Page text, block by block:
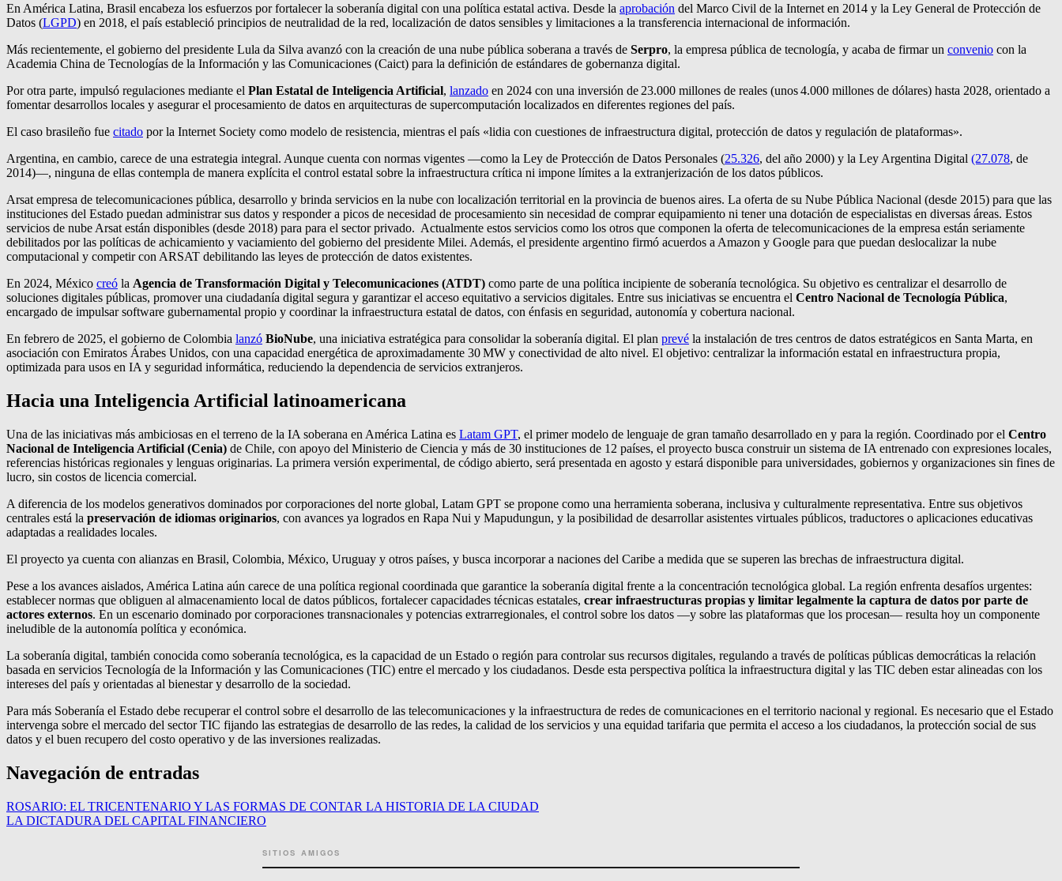
En América Latina, Brasil encabeza los esfuerzos por fortalecer la soberanía digital con una política estatal activa. Desde la aprobación del Marco Civil de la Internet en 2014 y la Ley General de Protección de
Datos (LGPD) en 2018, el país estableció principios de neutralidad de la red, localización de datos sensibles y limitaciones a la transferencia internacional de información.
Más recientemente, el gobierno del presidente Lula da Silva avanzó con la creación de una nube pública soberana a través de Serpro, la empresa pública de tecnología, y acaba de firmar un convenio con la
Academia China de Tecnologías de la Información y las Comunicaciones (Caict) para la definición de estándares de gobernanza digital.
Por otra parte, impulsó regulaciones mediante el Plan Estatal de Inteligencia Artificial, lanzado en 2024 con una inversión de 23.000 millones de reales (unos 4.000 millones de dólares) hasta 2028, orientado a
fomentar desarrollos locales y asegurar el procesamiento de datos en arquitecturas de supercomputación localizados en diferentes regiones del país.
El caso brasileño fue citado por la Internet Society como modelo de resistencia, mientras el país «lidia con cuestiones de infraestructura digital, protección de datos y regulación de plataformas».
Argentina, en cambio, carece de una estrategia integral. Aunque cuenta con normas vigentes —como la Ley de Protección de Datos Personales (25.326, del año 2000) y la Ley Argentina Digital (27.078, de
2014)—, ninguna de ellas contempla de manera explícita el control estatal sobre la infraestructura crítica ni impone límites a la extranjerización de los datos públicos.
Arsat empresa de telecomunicaciones pública, desarrollo y brinda servicios en la nube con localización territorial en la provincia de buenos aires. La oferta de su Nube Pública Nacional (desde 2015) para que las
instituciones del Estado puedan administrar sus datos y responder a picos de necesidad de procesamiento sin necesidad de comprar equipamiento ni tener una dotación de especialistas en diversas áreas. Estos
servicios de nube Arsat están disponibles (desde 2018) para para el sector privado. Actualmente estos servicios como los otros que componen la oferta de telecomunicaciones de la empresa están seriamente
debilitados por las políticas de achicamiento y vaciamiento del gobierno del presidente Milei. Además, el presidente argentino firmó acuerdos a Amazon y Google para que puedan deslocalizar la nube
computacional y competir con ARSAT debilitando las leyes de protección de datos existentes.
En 2024, México creó la Agencia de Transformación Digital y Telecomunicaciones (ATDT) como parte de una política incipiente de soberanía tecnológica. Su objetivo es centralizar el desarrollo de
soluciones digitales públicas, promover una ciudadanía digital segura y garantizar el acceso equitativo a servicios digitales. Entre sus iniciativas se encuentra el Centro Nacional de Tecnología Pública,
encargado de impulsar software gubernamental propio y coordinar la infraestructura estatal de datos, con énfasis en seguridad, autonomía y cobertura nacional.
En febrero de 2025, el gobierno de Colombia lanzó BioNube, una iniciativa estratégica para consolidar la soberanía digital. El plan prevé la instalación de tres centros de datos estratégicos en Santa Marta, en
asociación con Emiratos Árabes Unidos, con una capacidad energética de aproximadamente 30 MW y conectividad de alto nivel. El objetivo: centralizar la información estatal en infraestructura propia,
optimizada para usos en IA y seguridad informática, reduciendo la dependencia de servicios extranjeros.
Hacia una Inteligencia Artificial latinoamericana
Una de las iniciativas más ambiciosas en el terreno de la IA soberana en América Latina es Latam GPT, el primer modelo de lenguaje de gran tamaño desarrollado en y para la región. Coordinado por el Centro
Nacional de Inteligencia Artificial (Cenia) de Chile, con apoyo del Ministerio de Ciencia y más de 30 instituciones de 12 países, el proyecto busca construir un sistema de IA entrenado con expresiones locales,
referencias históricas regionales y lenguas originarias. La primera versión experimental, de código abierto, será presentada en agosto y estará disponible para universidades, gobiernos y organizaciones sin fines de
lucro, sin costos de licencia comercial.
A diferencia de los modelos generativos dominados por corporaciones del norte global, Latam GPT se propone como una herramienta soberana, inclusiva y culturalmente representativa. Entre sus objetivos
centrales está la preservación de idiomas originarios, con avances ya logrados en Rapa Nui y Mapudungun, y la posibilidad de desarrollar asistentes virtuales públicos, traductores o aplicaciones educativas
adaptadas a realidades locales.
El proyecto ya cuenta con alianzas en Brasil, Colombia, México, Uruguay y otros países, y busca incorporar a naciones del Caribe a medida que se superen las brechas de infraestructura digital.
Pese a los avances aislados, América Latina aún carece de una política regional coordinada que garantice la soberanía digital frente a la concentración tecnológica global. La región enfrenta desafíos urgentes:
establecer normas que obliguen al almacenamiento local de datos públicos, fortalecer capacidades técnicas estatales, crear infraestructuras propias y limitar legalmente la captura de datos por parte de
actores externos. En un escenario dominado por corporaciones transnacionales y potencias extrarregionales, el control sobre los datos —y sobre las plataformas que los procesan— resulta hoy un componente
ineludible de la autonomía política y económica.
La soberanía digital, también conocida como soberanía tecnológica, es la capacidad de un Estado o región para controlar sus recursos digitales, regulando a través de políticas públicas democráticas la relación
basada en servicios Tecnología de la Información y las Comunicaciones (TIC) entre el mercado y los ciudadanos. Desde esta perspectiva política la infraestructura digital y las TIC deben estar alineadas con los
intereses del país y orientadas al bienestar y desarrollo de la sociedad.
Para más Soberanía el Estado debe recuperar el control sobre el desarrollo de las telecomunicaciones y la infraestructura de redes de comunicaciones en el territorio nacional y regional. Es necesario que el Estado
intervenga sobre el mercado del sector TIC fijando las estrategias de desarrollo de las redes, la calidad de los servicios y una equidad tarifaria que permita el acceso a los ciudadanos, la protección social de sus
datos y el buen recupero del costo operativo y de las inversiones realizadas.
Navegación de entradas
ROSARIO: EL TRICENTENARIO Y LAS FORMAS DE CONTAR LA HISTORIA DE LA CIUDAD
LA DICTADURA DEL CAPITAL FINANCIERO
SITIOS AMIGOS